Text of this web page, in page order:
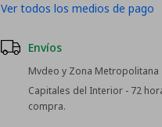
Ver todos los medios de pago
Envíos
Mvdeo y Zona Metropolitana
Capitales del Interior - 72
compra.